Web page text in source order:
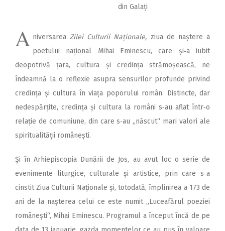
din Galați
A niversareaZilei Culturii Naționale, ziua de naștere a
poetului național Mihai Eminescu, care și‑a iubit
deopotrivă țara, cultura și credința strămoșească, ne
îndeamnă la o reflexie asupra sensurilor profunde privind
credința și cultura în viața poporului român. Distincte, dar
nedespărțite, credința și cultura la români s‑au aflat într‑o
relație de comuniune, din care s‑au „născut“ mari valori ale
spiritualității românești.
Şi în Arhiepiscopia Dunării de Jos, au avut loc o serie de
evenimente liturgice, culturale și artistice, prin care s‑a
cinstit Ziua Culturii Naționale și, totodată, împlinirea a 173 de
ani de la nașterea celui ce este numit „Luceafărul poeziei
românești“, Mihai Eminescu. Programul a început încă de pe